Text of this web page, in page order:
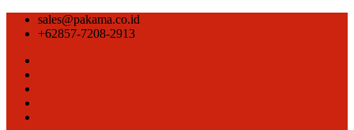
sales@pakama.co.id
+62857-7208-2913